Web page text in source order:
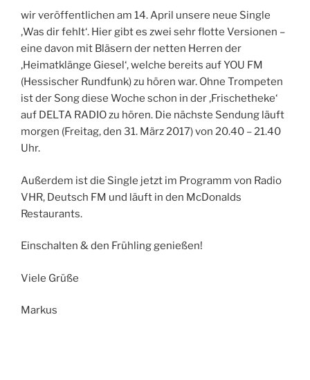
wir veröffentlichen am 14. April unsere neue Single
‚Was dir fehlt‘. Hier gibt es zwei sehr flotte Versionen –
eine davon mit Bläsern der netten Herren der
‚Heimatklänge Giesel‘, welche bereits auf YOU FM
(Hessischer Rundfunk) zu hören war. Ohne Trompeten
ist der Song diese Woche schon in der ‚Frischetheke‘
auf DELTA RADIO zu hören. Die nächste Sendung läuft
morgen (Freitag, den 31. März 2017) von 20.40 – 21.40
Uhr.
Außerdem ist die Single jetzt im Programm von Radio
VHR, Deutsch FM und läuft in den McDonalds
Restaurants.
Einschalten & den Frühling genießen!
Viele Grüße
Markus